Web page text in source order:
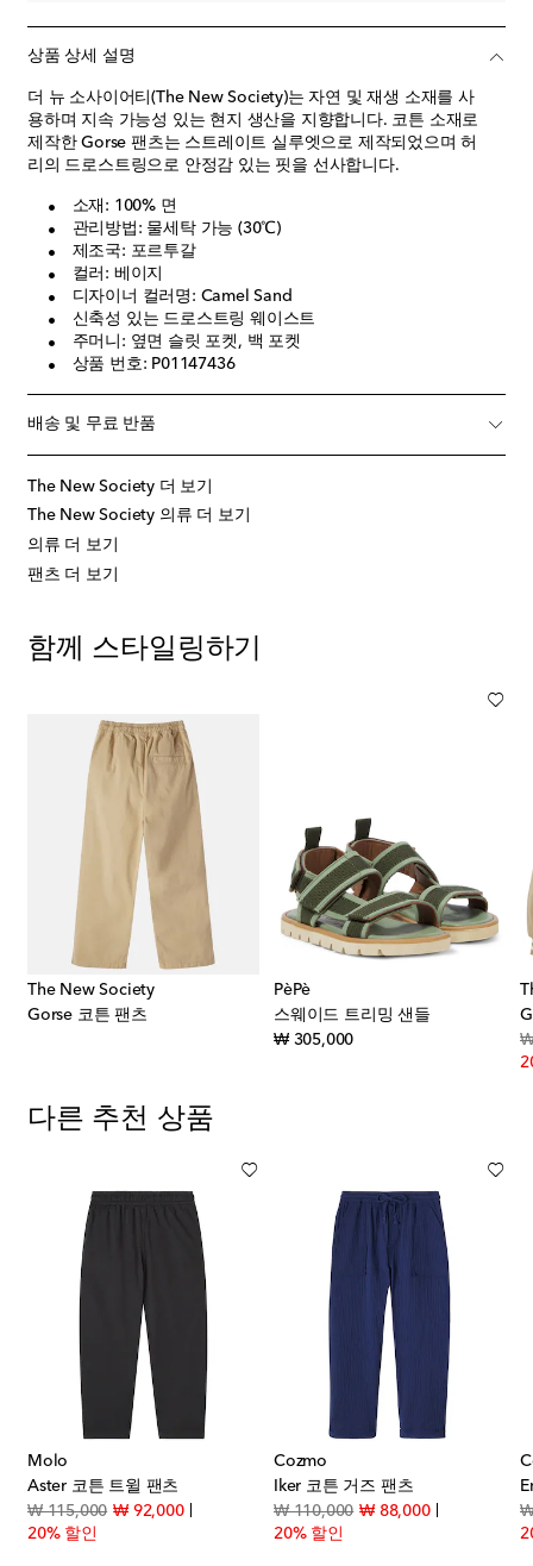
상품 상세 설명
더 뉴 소사이어티(The New Society)는 자연 및 재생 소재를 사
용하며 지속 가능성 있는 현지 생산을 지향합니다. 코튼 소재로
제작한 Gorse 팬츠는 스트레이트 실루엣으로 제작되었으며 허
리의 드로스트링으로 안정감 있는 핏을 선사합니다.
소재: 100% 면
관리방법: 물세탁 가능 (30℃)
제조국: 포르투갈
컬러: 베이지
디자이너 컬러명: Camel Sand
신축성 있는 드로스트링 웨이스트
주머니: 옆면 슬릿 포켓, 백 포켓
상품 번호: P01147436
배송 및 무료 반품
The New Society 더 보기
The New Society 의류 더 보기
의류 더 보기
팬츠 더 보기
함께 스타일링하기
The New Society
Gorse 코튼 팬츠
PèPè
스웨이드 트리밍 샌들
₩ 305,000original price
₩
다른 추천 상품
Molo
Aster 코튼 트윌 팬츠
₩ 115,000original price
₩ 92,000discount price
20% 할인
Cozmo
Iker 코튼 거즈 팬츠
₩ 110,000original price
₩ 88,000discount
20% 할인
₩
price